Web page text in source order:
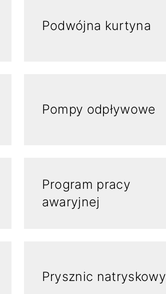
Podwójna kurtyna
Pompy odpływowe
Program pracy
awaryjnej
Prysznic natryskowy